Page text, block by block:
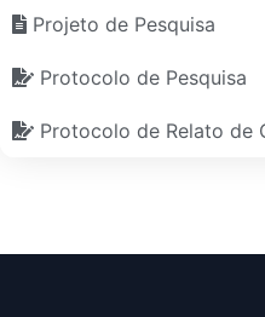
Projeto de Pesquisa
Protocolo de Pesquisa
Protocolo de Relato de